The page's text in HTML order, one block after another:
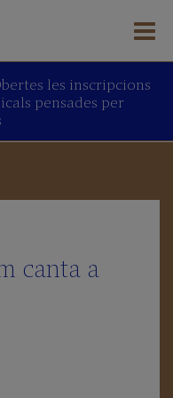
les inscripcions
pensades per
canta a